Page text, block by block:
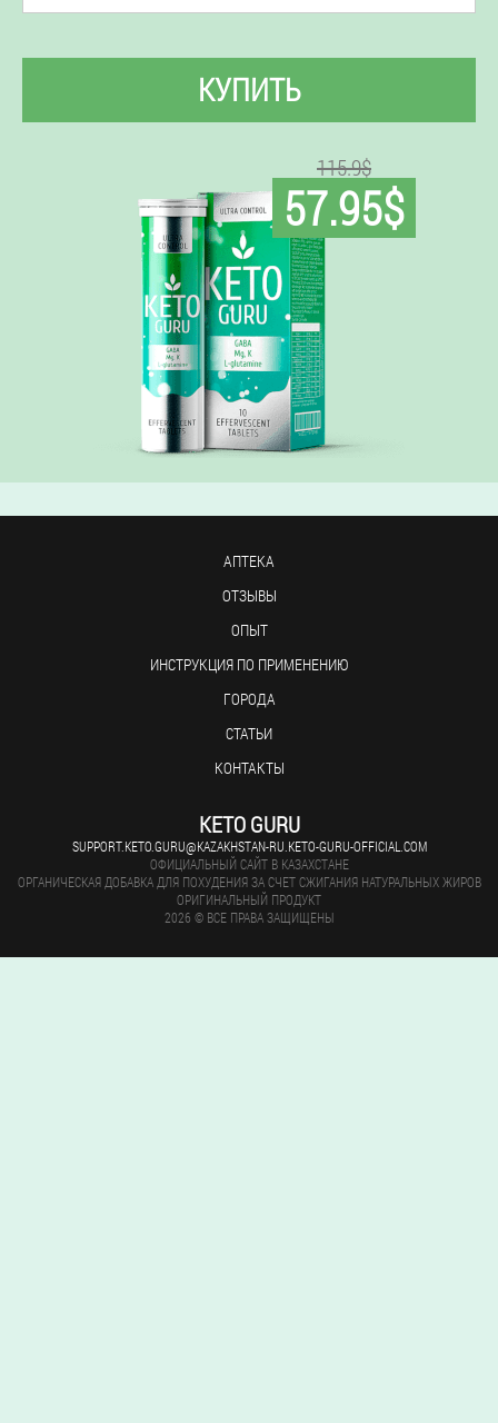
КУПИТЬ
115.9$
57.95$
АПТЕКА
ОТЗЫВЫ
ОПЫТ
ИНСТРУКЦИЯ ПО ПРИМЕНЕНИЮ
ГОРОДА
СТАТЬИ
КОНТАКТЫ
KETO GURU
SUPPORT.KETO.GURU@KAZAKHSTAN-RU.KETO-GURU-OFFICIAL.COM
ОФИЦИАЛЬНЫЙ САЙТ В КАЗАХСТАНЕ
ОРГАНИЧЕСКАЯ ДОБАВКА ДЛЯ ПОХУДЕНИЯ ЗА СЧЕТ СЖИГАНИЯ НАТУРАЛЬНЫХ ЖИРОВ
ОРИГИНАЛЬНЫЙ ПРОДУКТ
2026 © ВСЕ ПРАВА ЗАЩИЩЕНЫ